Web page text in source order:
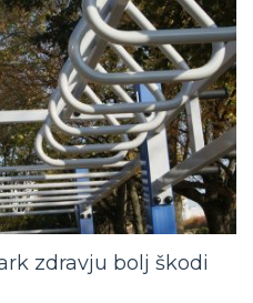
zdravju bolj škodi